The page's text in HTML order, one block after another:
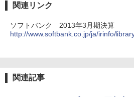
関連リンク
ソフトバンク 2013年3月期決算
http://www.softbank.co.jp/ja/irinfo/
関連記事